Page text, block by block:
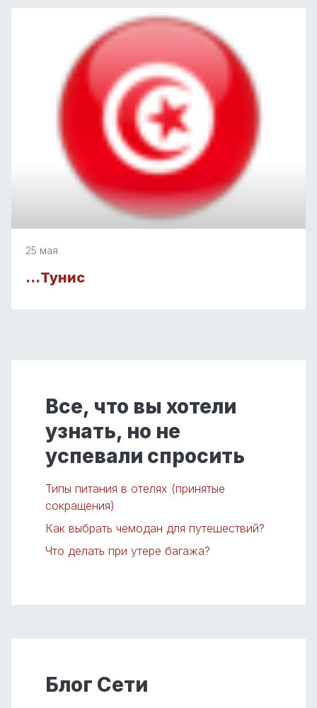
25 мая
…Тунис
Все, что вы хотели
узнать, но не
успевали спросить
Типы питания в отелях (принятые
сокращения)
Как выбрать чемодан для путешествий?
Что делать при утере багажа?
Блог Сети